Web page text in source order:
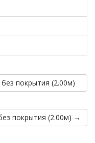
покрытия (2.00м)
покрытия (2.00м) →